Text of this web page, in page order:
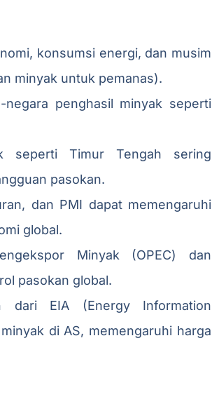
konsumsi energi, dan musim
minyak untuk pemanas).
penghasil minyak seperti
seperti Timur Tengah sering
pasokan.
dan PMI dapat memengaruhi
global.
Minyak (OPEC) dan
pasokan global.
dari EIA (Energy Information
di AS, memengaruhi harga